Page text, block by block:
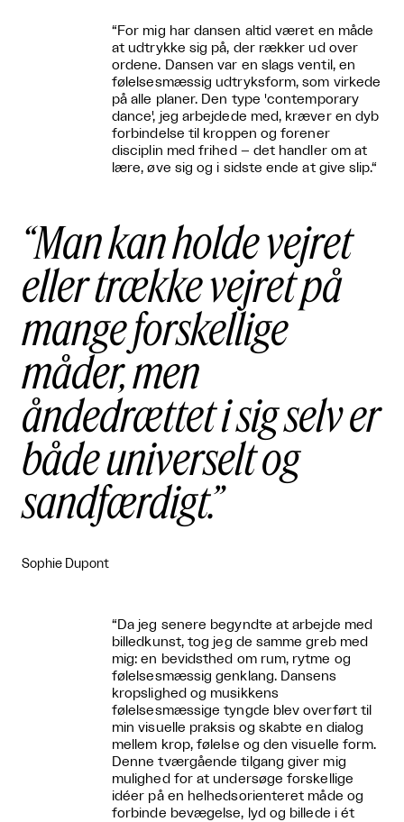
“For mig har dansen altid været en måde
at udtrykke sig på, der rækker ud over
ordene. Dansen var en slags ventil, en
følelsesmæssig udtryksform, som virkede
på alle planer. Den type 'contemporary
dance', jeg arbejdede med, kræver en dyb
forbindelse til kroppen og forener
disciplin med frihed – det handler om at
lære, øve sig og i sidste ende at give slip.“
Man kan holde vejret
eller trække vejret på
mange forskellige
måder, men
åndedrættet i sig selv er
både universelt og
sandfærdigt.
Sophie Dupont
“Da jeg senere begyndte at arbejde med
billedkunst, tog jeg de samme greb med
mig: en bevidsthed om rum, rytme og
følelsesmæssig genklang. Dansens
kropslighed og musikkens
følelsesmæssige tyngde blev overført til
min visuelle praksis og skabte en dialog
mellem krop, følelse og den visuelle form.
Denne tværgående tilgang giver mig
mulighed for at undersøge forskellige
idéer på en helhedsorienteret måde og
forbinde bevægelse, lyd og billede i ét